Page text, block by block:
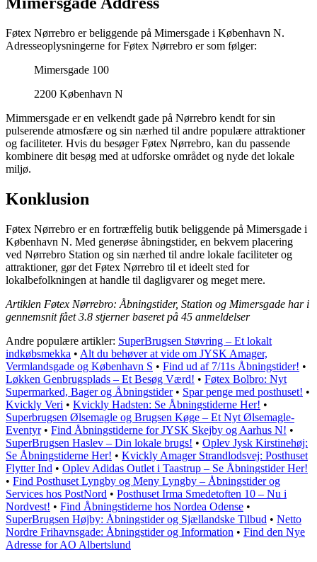
Føtex Nørrebro er beliggende på Mimersgade i København N.
Adresseoplysningerne for Føtex Nørrebro er som følger:
Mimersgade 100
2200 København N
Mimmersgade er en velkendt gade på Nørrebro kendt for sin
pulserende atmosfære og sin nærhed til andre populære attraktioner
og faciliteter. Hvis du besøger Føtex Nørrebro, kan du passende
kombinere dit besøg med at udforske området og nyde det lokale
miljø.
Konklusion
Føtex Nørrebro er en fortræffelig butik beliggende på Mimersgade i
København N. Med generøse åbningstider, en bekvem placering
ved Nørrebro Station og sin nærhed til andre lokale faciliteter og
attraktioner, gør det Føtex Nørrebro til et ideelt sted for
lokalbefolkningen at handle til dagligvarer og meget mere.
Artiklen Føtex Nørrebro: Åbningstider, Station og Mimersgade har i
gennemsnit fået3.8 stjerner baseret på 45 anmeldelser
Andre populære artikler: SuperBrugsen Støvring – Et lokalt
indkøbsmekka • Alt du behøver at vide om JYSK Amager,
Vermlandsgade og København S • Find ud af 7/11s Åbningstider! •
Løkken Genbrugsplads – Et Besøg Værd! • Føtex Bolbro: Nyt
Supermarked, Bager og Åbningstider• Spar penge med posthuset! •
Kvickly Veri • Kvickly Hadsten: Se Åbningstiderne Her! •
Superbrugsen Ølsemagle og Brugsen Køge – Et Nyt Ølsemagle-
Eventyr• Find Åbningstiderne for JYSK Skejby og Aarhus N! •
SuperBrugsen Haslev – Din lokale brugs! • Oplev Jysk Kirstinehøj:
Se Åbningstiderne Her! • Kvickly Amager Strandlodsvej: Posthuset
Flytter Ind • Oplev Adidas Outlet i Taastrup – Se Åbningstider Her!
• Find Posthuset Lyngby og Meny Lyngby – Åbningstider og
Services hos PostNord • Posthuset Irma Smedetoften 10 – Nu i
Nordvest! • Find Åbningstiderne hos Nordea Odense •
SuperBrugsen Højby: Åbningstider og Sjællandske Tilbud • Netto
Nordre Frihavnsgade: Åbningstider og Information • Find den Nye
Adresse for AO Albertslund